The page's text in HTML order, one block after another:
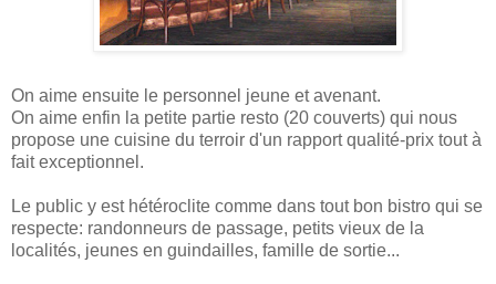
On aime ensuite le personnel jeune et avenant.
On aime enfin la petite partie resto (20 couverts) qui nous
propose une cuisine du terroir d'un rapport qualité-prix tout à
fait exceptionnel.
Le public y est hétéroclite comme dans tout bon bistro qui se
respecte: randonneurs de passage, petits vieux de la
localités, jeunes en guindailles, famille de sortie...